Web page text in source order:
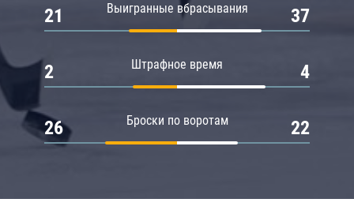
Выигранные вбрасывания
21 37
Штрафное время
2 4
Броски по воротам
26 22